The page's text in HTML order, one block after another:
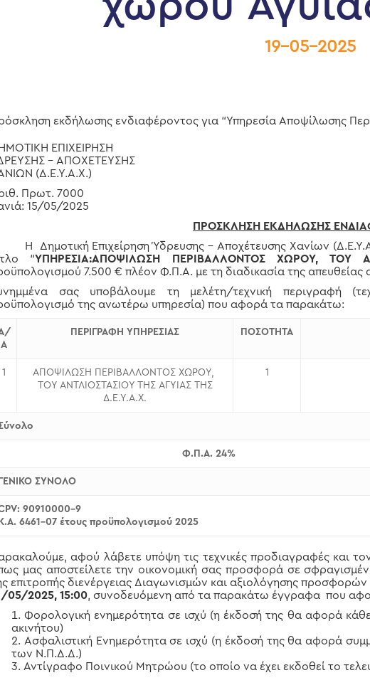
ESC to close
19-05-2025
εκδήλωσης ενδιαφέροντος για “Υπηρεσία Αποψίλωσης
ΕΠΙΧΕΙΡΗΣΗ
– ΑΠΟΧΕΤΕΥΣΗΣ
(Δ.Ε.Υ.Α.Χ.)
Πρωτ. 7000
15/05/2025
ΠΡΟΣΚΛΗΣΗ ΕΚΔΗΛΩΣΗΣ
Δημοτική Επιχείρηση Ύδρευσης – Αποχέτευσης Χανίων
“ΥΠΗΡΕΣΙΑ:ΑΠΟΨΙΛΩΣΗ ΠΕΡΙΒΑΛΛΟΝΤΟΣ ΧΩΡΟΥ, ΤΟΥ
7.500 € πλέον Φ.Π.Α. με τη διαδικασία της απευθείας
σας υποβάλουμε τη μελέτη/τεχνική περιγραφή
της ανωτέρω υπηρεσία) που αφορά τα παρακάτω:
Α
ΠΕΡΙΓΡΑΦΗ ΥΠΗΡΕΣΙΑΣ ΠΟΣΟΤΗΤΑ
1
ΑΠΟΨΙΛΩΣΗ ΠΕΡΙΒΑΛΛΟΝΤΟΣ ΧΩΡΟΥ,
ΤΟΥ ΑΝΤΛΙΟΣΤΑΣΙΟΥ ΤΗΣ ΑΓΥΙΑΣ ΤΗΣ
Δ.Ε.Υ.Α.Χ.
1
Φ.Π.Α. 24%
ΓΕΝΙΚΟ ΣΥΝΟΛΟ
90910000-9
K.A. 6461-07 έτους προϋπολογισμού 2025
αφού λάβετε υπόψη τις τεχνικές προδιαγραφές και
μας αποστείλετε την οικονομική σας προσφορά σε
επιτροπής διενέργειας Διαγωνισμών και αξιολόγησης
05/2025, 15:00, συνοδευόμενη από τα παρακάτω έγγραφα που
Φορολογική ενημερότητα σε ισχύ (η έκδοσή της θα αφορά
ακινήτου)
Ασφαλιστική Ενημερότητα σε ισχύ (η έκδοσή της θα αφορά
των Ν.Π.Δ.Δ.)
Αντίγραφο Ποινικού Μητρώου (το οποίο να έχει εκδοθεί το